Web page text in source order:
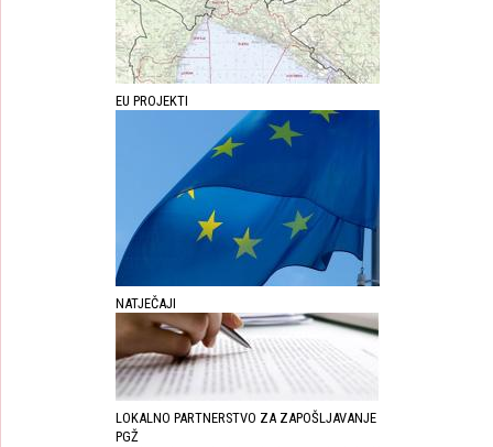
EU PROJEKTI
NATJEČAJI
LOKALNO PARTNERSTVO ZA ZAPOŠLJAVANJE
PGŽ